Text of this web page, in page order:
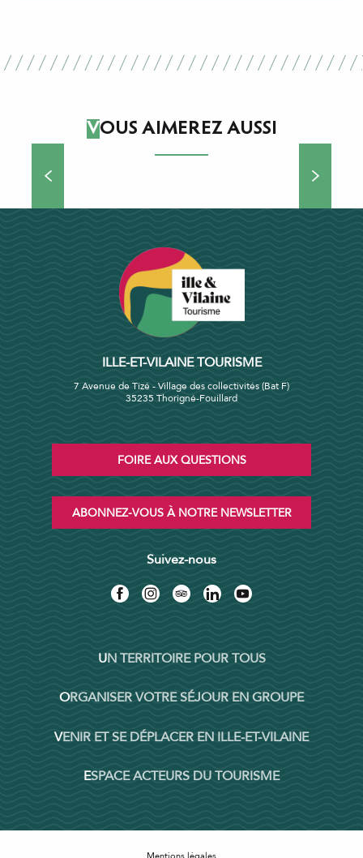
VOUS AIMEREZ AUSSI
L'Ille-et-Vilaine à cheval
ILLE-ET-VILAINE TOURISME
7 Avenue de Tizé - Village des collectivités (Bat F)
35235 Thorigné-Fouillard
FOIRE AUX QUESTIONS
ABONNEZ-VOUS À NOTRE NEWSLETTER
Suivez-nous
UN TERRITOIRE POUR TOUS
ORGANISER VOTRE SÉJOUR EN GROUPE
VENIR ET SE DÉPLACER EN ILLE-ET-VILAINE
ESPACE ACTEURS DU TOURISME